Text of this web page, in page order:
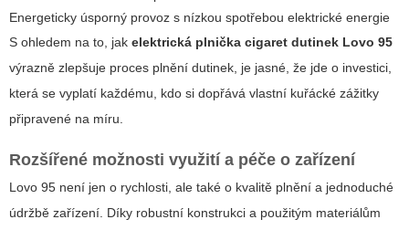
Energeticky úsporný provoz s nízkou spotřebou elektrické energie
S ohledem na to, jak elektrická plnička cigaret dutinek Lovo 95
výrazně zlepšuje proces plnění dutinek, je jasné, že jde o investici,
která se vyplatí každému, kdo si dopřává vlastní kuřácké zážitky
připravené na míru.
Rozšířené možnosti využití a péče o zařízení
Lovo 95 není jen o rychlosti, ale také o kvalitě plnění a jednoduché
údržbě zařízení. Díky robustní konstrukci a použitým materiálům